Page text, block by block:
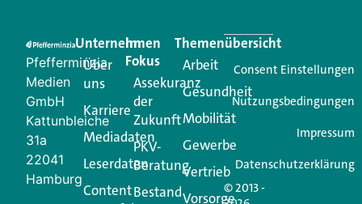
Creator für Ihre Kundenkommunikation. Alles, was
Ihren Vertriebsalltag leichter macht. Mit nur einem
Login.
Jetzt anmelden
Pfefferminzia
Medien
GmbH
Kattunbleiche
31a
22041
Hamburg
Unternehmen
Über
uns
Karriere
Mediadaten
Leserdaten
Content
Im
Fokus
Assekuranz
der
Zukunft
PKV-
Beratung
Bestand
Themenübersicht
Arbeit
Gesundheit
Mobilität
Gewerbe
Vertrieb
Vorsorge
© 2013 -
Consent Einstellungen
Nutzungsbedingungen
Impressum
Datenschutzerklärung